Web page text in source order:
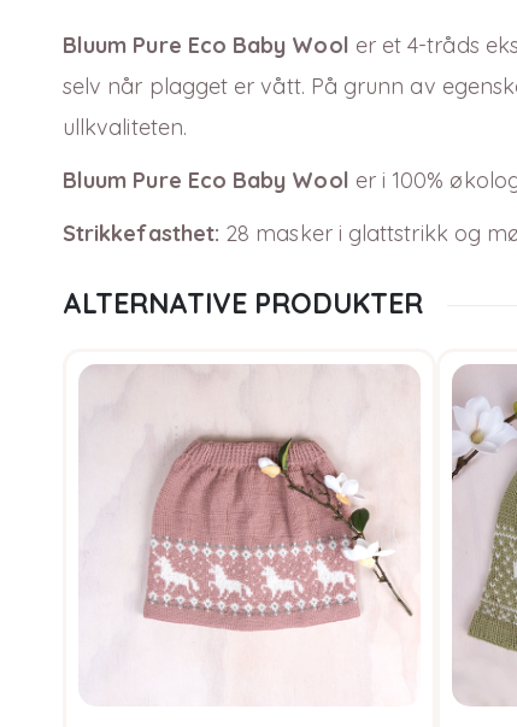
Bluum Pure Eco Baby Wool er et 4-tråds
selv når plagget er vått. På grunn av
ullkvaliteten.
Bluum Pure Eco Baby Wool er i 100%
Strikkefasthet: 28 masker i glattstrikk og
ALTERNATIVE PRODUKTER